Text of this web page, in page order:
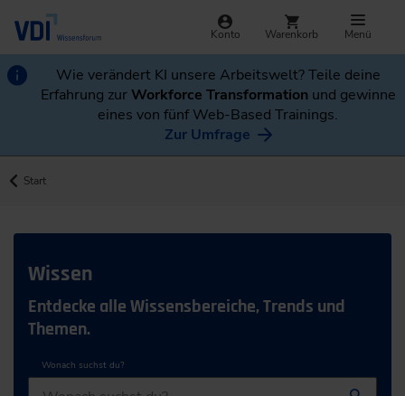
Konto Warenkorb Menü
Wie verändert KI unsere Arbeitswelt? Teile deine
Erfahrung zurWorkforce Transformation und gewinne
eines von fünf Web-Based Trainings.
Zur Umfrage
Start
Wissen
Entdecke alle Wissensbereiche, Trends und
Themen.
Wonach suchst du?